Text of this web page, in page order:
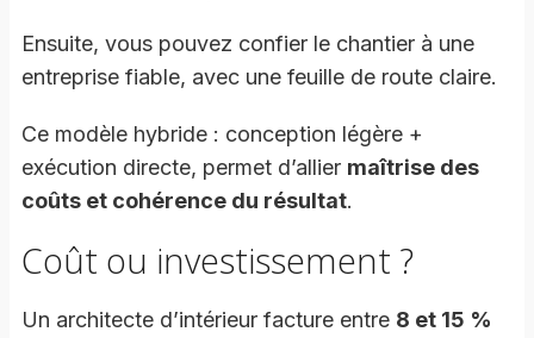
Ensuite, vous pouvez confier le chantier à une
entreprise fiable, avec une feuille de route claire.
Ce modèle hybride : conception légère +
exécution directe, permet d’allier maîtrise des
coûts et cohérence du résultat.
Coût ou investissement ?
Un architecte d’intérieur facture entre 8 et 15 %